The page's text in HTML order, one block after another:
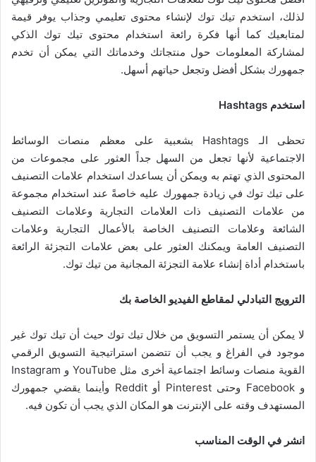
لذلك، استخدم تيك توك لإنشاء محتوى تعليمي وجذاب يوفر قيمة
لمتابعيك كما أنها فكرة رائعة استخدام محتوى تيك توك الذكي
لمشاركة المعلومات حول منتجاتك وخدماتك التي يمكن أن تخدم
جمهورك بشكل أفضل وتجعل حياتهم أسهل.
استخدم Hashtags
تحظى الـ Hashtags بشعبية على معظم منصات الوسائط
الاجتماعية لأنها تجعل من السهل جداً العثور على مجموعات من
المحتوى الذي تهتم به ويمكن أن يساعدك استخدام علامات التصنيف
على تيك توك في زيادة جمهورك عليه خاصةً عند استخدام مجموعة
من علامات التصنيف ذات العلامات التجارية وعلامات التصنيف
الشائعة وعلامات التصنيف الخاصة بالأعمال التجارية وعلامات
التصنيف العامة ويمكنك العثور على بعض علامات التجزئة الرائعة
باستخدام أداة إنشاء علامة التجزئة المجانية من تيك توك.
الترويج التبادلي لمقاطع الفيديو الخاصة بك
لا يمكن أن يستمر التسويق من خلال تيك توك حيث أن تيك توك غير
موجود في الفراغ و يجب أن تتضمن استراتيجية التسويق الرقمي
القوية منصات وسائط اجتماعية أخرى مثل YouTube و Instagram
و Facebook وحتى Pinterest أو Reddit وأينما يقضي جمهورك
المستهدف وقته على الإنترنت هو المكان الذي يجب أن تكون فيه.
انشر في الوقت المناسب